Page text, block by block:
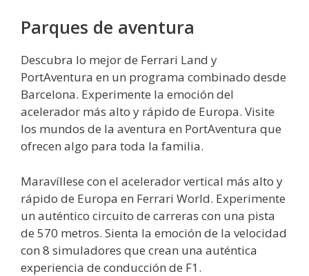
Parques de aventura
Descubra lo mejor de Ferrari Land y
PortAventura en un programa combinado desde
Barcelona. Experimente la emoción del
acelerador más alto y rápido de Europa. Visite
los mundos de la aventura en PortAventura que
ofrecen algo para toda la familia.
Maravíllese con el acelerador vertical más alto y
rápido de Europa en Ferrari World. Experimente
un auténtico circuito de carreras con una pista
de 570 metros. Sienta la emoción de la velocidad
con 8 simuladores que crean una auténtica
experiencia de conducción de F1.